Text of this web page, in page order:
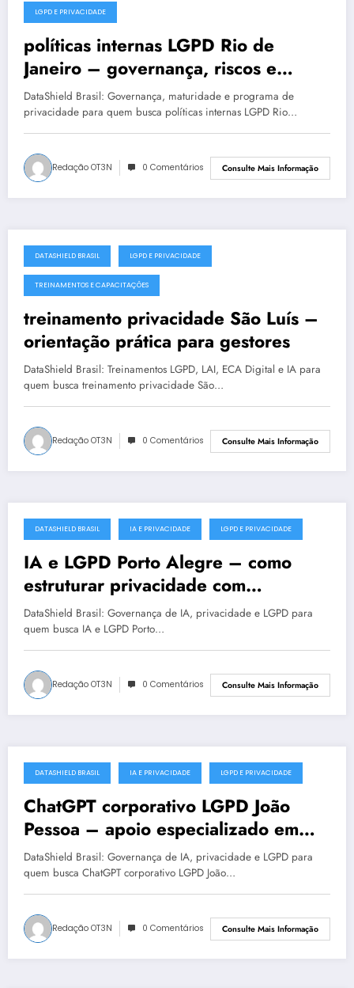
LGPD E PRIVACIDADE
políticas internas LGPD Rio de
Janeiro – governança, riscos e
conformidade
DataShield Brasil: Governança, maturidade e programa de
privacidade para quem busca políticas internas LGPD Rio…
Redação OT3N 0 Comentários Consulte Mais Informação
julho 19, 2025
DATASHIELD BRASIL LGPD E PRIVACIDADE
TREINAMENTOS E CAPACITAÇÕES
treinamento privacidade São Luís –
orientação prática para gestores
DataShield Brasil: Treinamentos LGPD, LAI, ECA Digital e IA para
quem busca treinamento privacidade São…
Redação OT3N 0 Comentários Consulte Mais Informação
julho 18, 2025
DATASHIELD BRASIL IA E PRIVACIDADE LGPD E PRIVACIDADE
IA e LGPD Porto Alegre – como
estruturar privacidade com
segurança
DataShield Brasil: Governança de IA, privacidade e LGPD para
quem busca IA e LGPD Porto…
Redação OT3N 0 Comentários Consulte Mais Informação
julho 18, 2025
DATASHIELD BRASIL IA E PRIVACIDADE LGPD E PRIVACIDADE
ChatGPT corporativo LGPD João
Pessoa – apoio especializado em
proteção de dados
DataShield Brasil: Governança de IA, privacidade e LGPD para
quem busca ChatGPT corporativo LGPD João…
Redação OT3N 0 Comentários Consulte Mais Informação